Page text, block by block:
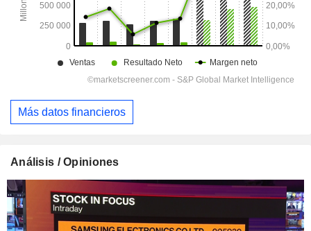
Más datos financieros
Análisis / Opiniones